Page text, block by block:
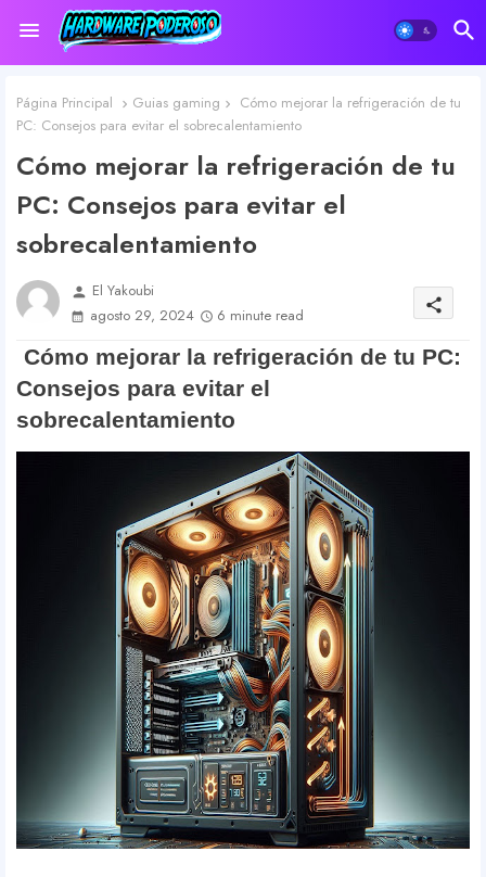
Página Principal Guias gaming
Cómo mejorar la refrigeración de tu
PC: Consejos para evitar el sobrecalentamiento
Cómo mejorar la refrigeración de tu
PC: Consejos para evitar el
sobrecalentamiento
person El Yakoubi
agosto 29, 2024
6 minute read share
Cómo mejorar la refrigeración de tu PC:
Consejos para evitar el
sobrecalentamiento